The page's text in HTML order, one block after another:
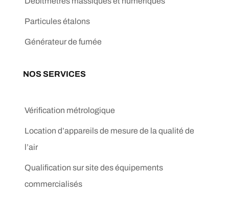
Particules étalons
Générateur de fumée
NOS SERVICES
Vérification métrologique
Location d’appareils de mesure de la qualité de
l’air
Qualification sur site des équipements
commercialisés